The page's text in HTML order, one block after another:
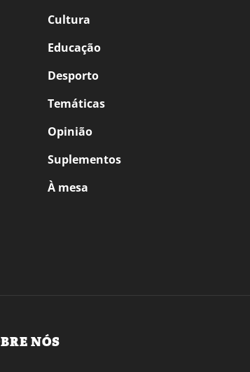
Cultura
Educação
Desporto
Temáticas
Opinião
Suplementos
À mesa
NÓS